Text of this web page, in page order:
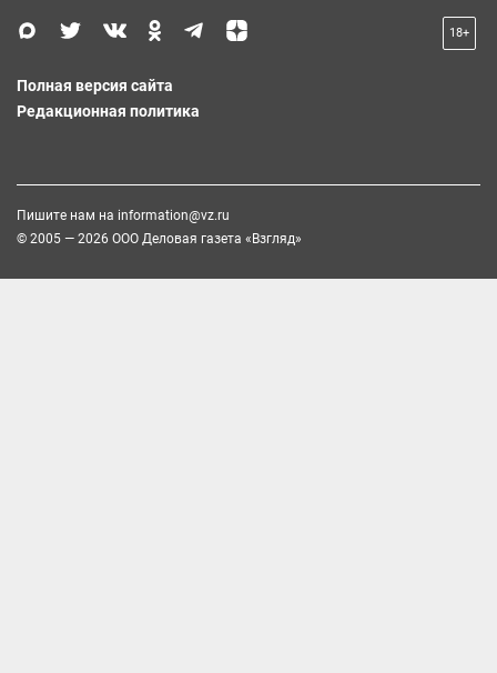
18+
Полная версия сайта
Редакционная политика
Пишите нам на information@vz.ru
© 2005 — 2026 ООО Деловая газета «Взгляд»